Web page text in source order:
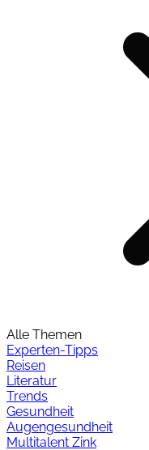
Alle Themen
Experten-Tipps
Reisen
Literatur
Trends
Gesundheit
Augengesundheit
Multitalent Zink